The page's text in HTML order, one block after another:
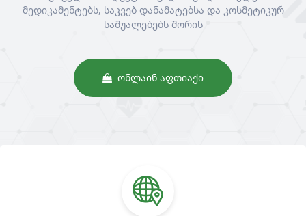
მედიკამენტებს, საკვებ დანამატებსა და კოსმეტიკურ
საშუალებებს შორის
ᲝᲜᲚᲐᲘᲜ ᲐᲤᲗᲘᲐᲥᲘ